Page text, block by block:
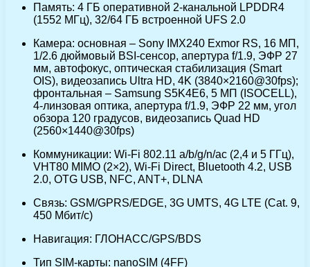
Память: 4 ГБ оперативной 2-канальной LPDDR4
(1552 МГц), 32/64 ГБ встроенной UFS 2.0
Камера: основная – Sony IMX240 Exmor RS, 16 МП,
1/2.6 дюймовый BSI-сенсор, апертура f/1.9, ЭФР 27
мм, автофокус, оптическая стабилизация (Smart
OIS), видеозапись Ultra HD, 4K (3840×2160@30fps);
фронтальная – Samsung S5K4E6, 5 МП (ISOCELL),
4-линзовая оптика, апертура f/1.9, ЭФР 22 мм, угол
обзора 120 градусов, видеозапись Quad HD
(2560×1440@30fps)
Коммуникации: Wi-Fi 802.11 a/b/g/n/ac (2,4 и 5 ГГц),
VHT80 MIMO (2×2), Wi-Fi Direct, Bluetooth 4.2, USB
2.0, OTG USB, NFC, ANT+, DLNA
Связь: GSM/GPRS/EDGE, 3G UMTS, 4G LTE (Cat. 9,
450 Мбит/с)
Навигация: ГЛОНАСС/GPS/BDS
Тип SIM-карты: nanoSIM (4FF)